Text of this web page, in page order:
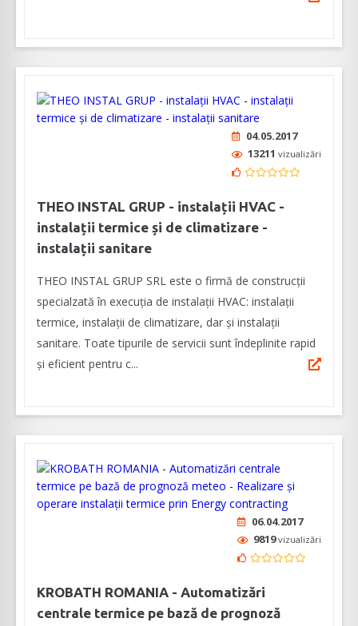
04.05.2017
13211 vizualizări
THEO INSTAL GRUP - instalații HVAC -
instalații termice și de climatizare -
instalații sanitare
THEO INSTAL GRUP SRL este o firmă de construcții
specialzată în execuția de instalații HVAC: instalații
termice, instalații de climatizare, dar și instalații
sanitare. Toate tipurile de servicii sunt îndeplinite rapid
și eficient pentru c...
06.04.2017
9819vizualizări
KROBATH ROMANIA - Automatizări
centrale termice pe bază de prognoză